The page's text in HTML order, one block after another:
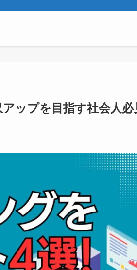
ップを目指す社会人必